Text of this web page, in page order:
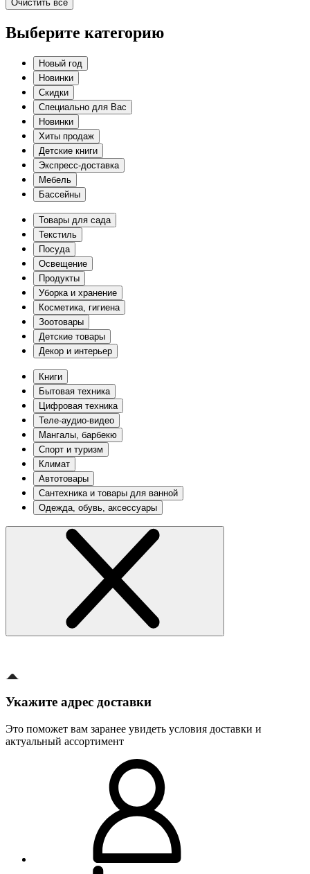
Очистить все
Выберите категорию
Новый год
Новинки
Скидки
Специально для Вас
Новинки
Хиты продаж
Детские книги
Экспресс-доставка
Мебель
Бассейны
Товары для сада
Текстиль
Посуда
Освещение
Продукты
Уборка и хранение
Косметика, гигиена
Зоотовары
Детские товары
Декор и интерьер
Книги
Бытовая техника
Цифровая техника
Теле-аудио-видео
Мангалы, барбекю
Спорт и туризм
Климат
Автотовары
Сантехника и товары для ванной
Одежда, обувь, аксессуары
Укажите адрес доставки
Это поможет вам заранее увидеть условия доставки и
актуальный ассортимент